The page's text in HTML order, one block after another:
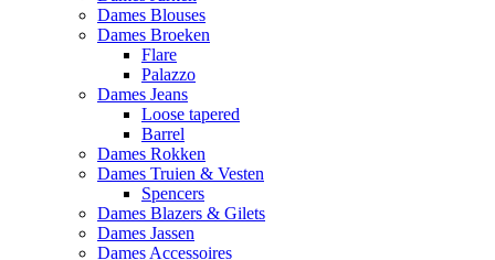
Dames Blouses
Dames Broeken
Flare
Palazzo
Dames Jeans
Loose tapered
Barrel
Dames Rokken
Dames Truien & Vesten
Spencers
Dames Blazers & Gilets
Dames Jassen
Dames Accessoires